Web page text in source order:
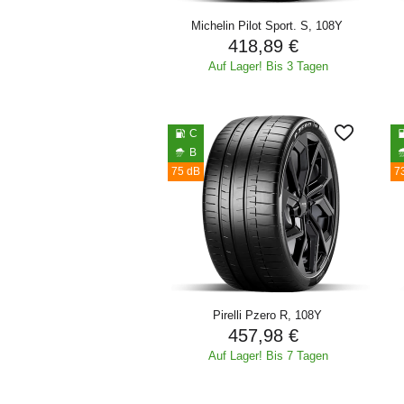
Michelin Pilot Sport. S, 108Y
418,89 €
Auf Lager! Bis 3 Tagen
C
B
75 dB
Pirelli Pzero R, 108Y
457,98 €
Auf Lager! Bis 7 Tagen